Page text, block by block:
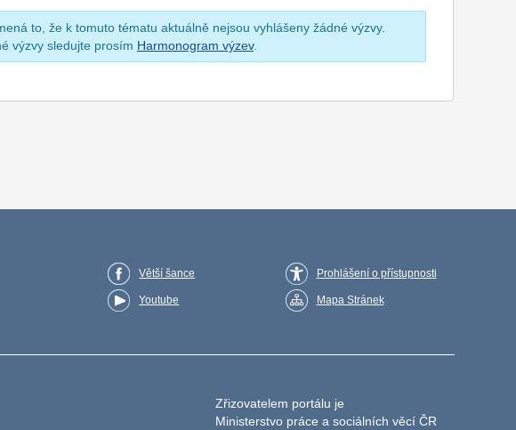
to, že k tomuto tématu aktuálně nejsou vyhlášeny žádné výzvy.
výzvy sledujte prosím Harmonogram výzev.
Větší šance
Youtube
Prohlášení o přístupnosti
Mapa Stránek
Zřizovatelem portálu je
Ministerstvo práce a sociálních věcí ČR